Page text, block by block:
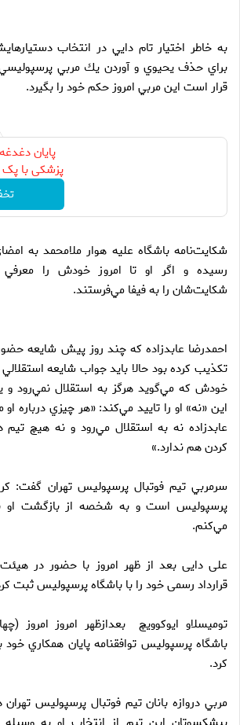
به خاطر اختيار تام دايي در انتخاب
براي حذف يحيوي و آوردن يك مربي
قرار است اين مربي امروز حكم خود را بگيرد.
پایان
پزشکی با
شكايت‌نامه باشگاه عليه هوار ملامحمد به
رسيده و اگر او تا امروز خودش را معرفي
شكايت‌شان را به فيفا مي‌فرستند.
احمدرضا عابدزاده كه چند روز پيش شايعه
تكذيب كرده بود حالا بايد جواب شايعه
خودش كه مي‌گويد هرگز به استقلال نمي‌رود و
اين «نه» او را تاييد مي‌كند: «هر چيزي درباره
عابدزاده نه به استقلال مي‌رود و نه هيچ
كردن هم ندارد.»
سرمربي تيم فوتبال پرسپوليس تهران گفت:
پرسپوليس است و به شخصه از بازگشت او
مي‌كنم.
علی دایی بعد از ظهر امروز با حضور در هیئت
قرارداد رسمی خود را با باشگاه پرسپولیس ثبت
توميسلاو ايوكوويچ بعدازظهر امروز امروز
باشگاه پرسپوليس توافقنامه پايان همكاري خود
كرد.
مربي دروازه بانان تيم فوتبال پرسپوليس